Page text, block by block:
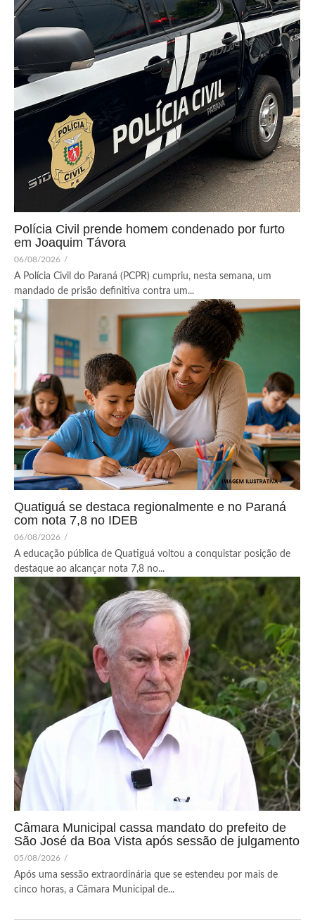
Polícia Civil prende homem condenado por furto
em Joaquim Távora
06/08/2026 /
A Polícia Civil do Paraná (PCPR) cumpriu, nesta semana, um
mandado de prisão definitiva contra um...
Quatiguá se destaca regionalmente e no Paraná
com nota 7,8 no IDEB
06/08/2026 /
A educação pública de Quatiguá voltou a conquistar posição de
destaque ao alcançar nota 7,8 no...
Câmara Municipal cassa mandato do prefeito de
São José da Boa Vista após sessão de julgamento
05/08/2026 /
Após uma sessão extraordinária que se estendeu por mais de
cinco horas, a Câmara Municipal de...